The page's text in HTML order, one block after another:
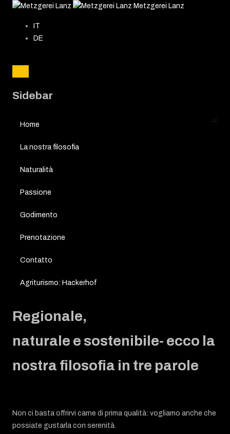
Metzgerei Lanz
IT
DE
Sidebar
×
Home
La nostra filosofia
Naturalità
Passione
Godimento
Prenotazione
Contatto
Agriturismo: Hackerhof
Regionale,
naturale e sostenibile- ecco la
nostra filosofia in tre parole
Non ci basta offrirvi carne di prima qualità: vogliamo anche che
possiate gustarla con serenità.